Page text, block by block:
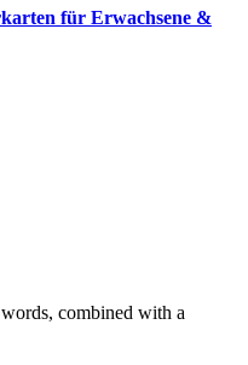
für Erwachsene &
combined with a